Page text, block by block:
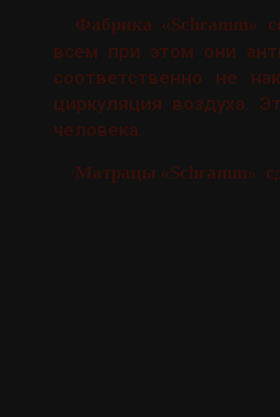
Фабрика «Schramm»
всем при этом они
соответственно не
циркуляция воздуха.
человека.
Матрацы «Schramm»